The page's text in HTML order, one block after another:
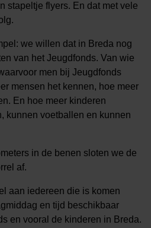
stapeltje flyers. En dat met vele
we willen dat in Breda nog
van het Jeugdfonds. Van wie
men bij Jeugdfonds
mensen het kennen, hoe meer
En hoe meer kinderen
kunnen voetballen en kunnen
in de benen sloten we de
af.
aan iedereen die is komen
en tijd beschikbaar
en vooral de kinderen in Breda.